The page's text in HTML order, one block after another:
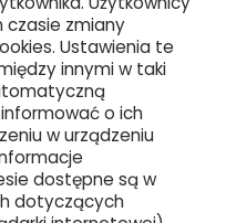
czasie zmiany
Ustawienia te
innymi w taki
o ich
w urządzeniu
dostępne są w
dotyczących